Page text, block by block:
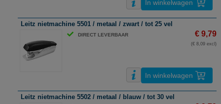
In winkelwagen
Leitz nietmachine 5501 / metaal / zwart / tot 25 vel
DIRECT LEVERBAAR € 9,79
(€ 8,09 excl)
In winkelwagen
Leitz nietmachine 5502 / metaal / blauw / tot 30 vel